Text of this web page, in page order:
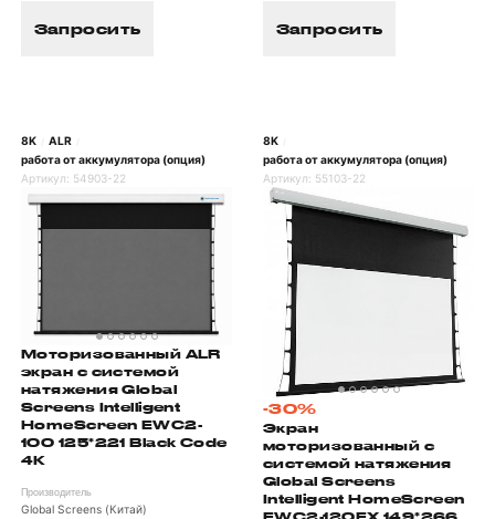
Запросить Запросить
8K ALR
работа от аккумулятора (опция)
Артикул: 54903-22
Моторизованный ALR
экран с системой
натяжения Global
Screens Intelligent
HomeScreen EWC2-
100 125*221 Black Code
4K
Производитель
Global Screens (Китай)
8K
работа от аккумулятора (опция)
Артикул: 55103-22
-30%
Экран
моторизованный с
системой натяжения
Global Screens
Intelligent HomeScreen
EWC2-120EX 149*266